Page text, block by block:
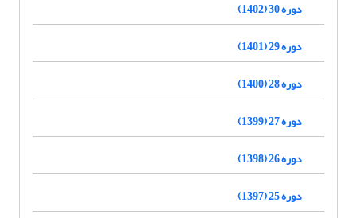
دوره 30 (1402)
دوره 29 (1401)
دوره 28 (1400)
دوره 27 (1399)
دوره 26 (1398)
دوره 25 (1397)